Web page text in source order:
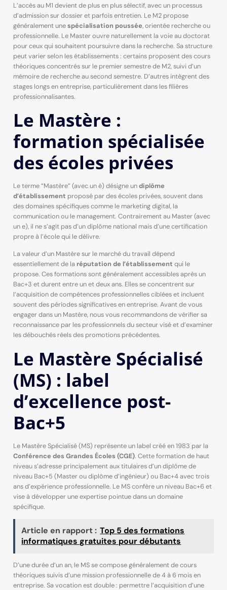
L’accès au M1 devient de plus en plus sélectif, avec un processus
d’admission sur dossier et parfois entretien. Le M2 propose
généralement unespécialisation poussée, orientée recherche ou
professionnelle. Le Master ouvre naturellement la voie au doctorat
pour ceux qui souhaitent poursuivre dans la recherche. Sa structure
peut varier selon les établissements : certains proposent des cours
théoriques concentrés sur le premier semestre de M2, suivi d’un
mémoire de recherche au second semestre. D’autres intègrent des
stages longs en entreprise, particulièrement dans les filières
professionnalisantes.
Le Mastère :
formation spécialisée
des écoles privées
Le terme “Mastère” (avec un è) désigne undiplôme
d’établissement proposé par des écoles privées, souvent dans
des domaines spécifiques comme le marketing digital, la
communication ou le management. Contrairement au Master (avec
un e), il ne s’agit pas d’un diplôme national mais d’une certification
propre à l’école qui le délivre.
La valeur d’un Mastère sur le marché du travail dépend
essentiellement de la réputation de l’établissement qui le
propose. Ces formations sont généralement accessibles après un
Bac+3 et durent entre un et deux ans. Elles se concentrent sur
l’acquisition de compétences professionnelles ciblées et incluent
souvent des périodes significatives en entreprise. Avant de vous
engager dans un Mastère, nous vous recommandons de vérifier sa
reconnaissance par les professionnels du secteur visé et d’examiner
les débouchés réels des promotions précédentes.
Le Mastère Spécialisé
(MS) : label
d’excellence post-
Bac+5
Le Mastère Spécialisé (MS) représente un label créé en 1983 par la
Conférence des Grandes Écoles (CGE). Cette formation de haut
niveau s’adresse principalement aux titulaires d’un diplôme de
niveau Bac+5 (Master ou diplôme d’ingénieur) ou Bac+4 avec trois
ans d’expérience professionnelle. Le MS confère un niveau Bac+6 et
vise à développer une expertise pointue dans un domaine
spécifique.
Article en rapport : Top 5 des formations
informatiques gratuites pour débutants
D’une durée d’un an, le MS se compose généralement de cours
théoriques suivis d’une mission professionnelle de 4 à 6 mois en
entreprise. Sa vocation est double : permettre l’acquisition d’une